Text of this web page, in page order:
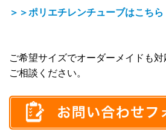
＞＞ポリエチレンチューブはこちら
ご希望サイズでオーダーメイドも対
ご相談ください。